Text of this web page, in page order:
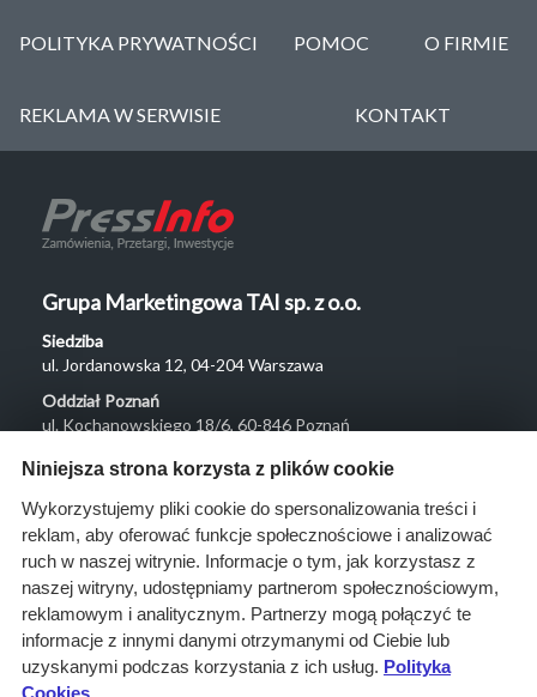
POLITYKA PRYWATNOŚCI POMOC O FIRMIE
REKLAMA W SERWISIE KONTAKT
Grupa Marketingowa TAI sp. z o.o.
Siedziba
ul. Jordanowska 12, 04-204 Warszawa
Oddział Poznań
ul. Kochanowskiego 18/6, 60-846 Poznań
Menu
O nas
Rozwiązania
Monitoring
przetargów
Raporty
przetargowe
Niniejsza strona korzysta z plików cookie
Wykorzystujemy pliki cookie do spersonalizowania treści i
reklam, aby oferować funkcje społecznościowe i analizować
ruch w naszej witrynie. Informacje o tym, jak korzystasz z
naszej witryny, udostępniamy partnerom społecznościowym,
reklamowym i analitycznym. Partnerzy mogą połączyć te
informacje z innymi danymi otrzymanymi od Ciebie lub
uzyskanymi podczas korzystania z ich usług. Polityka
Cookies